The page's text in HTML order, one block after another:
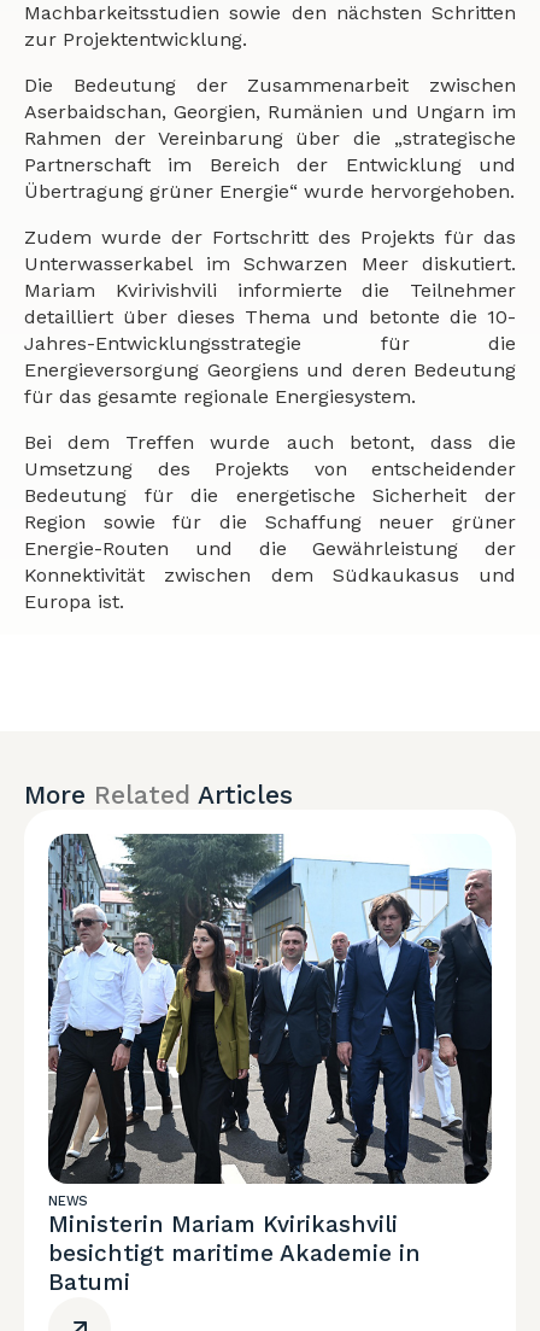
Machbarkeitsstudien sowie den nächsten Schritten
zur Projektentwicklung.
Die Bedeutung der Zusammenarbeit zwischen
Aserbaidschan, Georgien, Rumänien und Ungarn im
Rahmen der Vereinbarung über die „strategische
Partnerschaft im Bereich der Entwicklung und
Übertragung grüner Energie“ wurde hervorgehoben.
Zudem wurde der Fortschritt des Projekts für das
Unterwasserkabel im Schwarzen Meer diskutiert.
Mariam Kvirivishvili informierte die Teilnehmer
detailliert über dieses Thema und betonte die 10-
Jahres-Entwicklungsstrategie für die
Energieversorgung Georgiens und deren Bedeutung
für das gesamte regionale Energiesystem.
Bei dem Treffen wurde auch betont, dass die
Umsetzung des Projekts von entscheidender
Bedeutung für die energetische Sicherheit der
Region sowie für die Schaffung neuer grüner
Energie-Routen und die Gewährleistung der
Konnektivität zwischen dem Südkaukasus und
Europa ist.
More Related Articles
NEWS
Ministerin Mariam Kvirikashvili
besichtigt maritime Akademie in
Batumi